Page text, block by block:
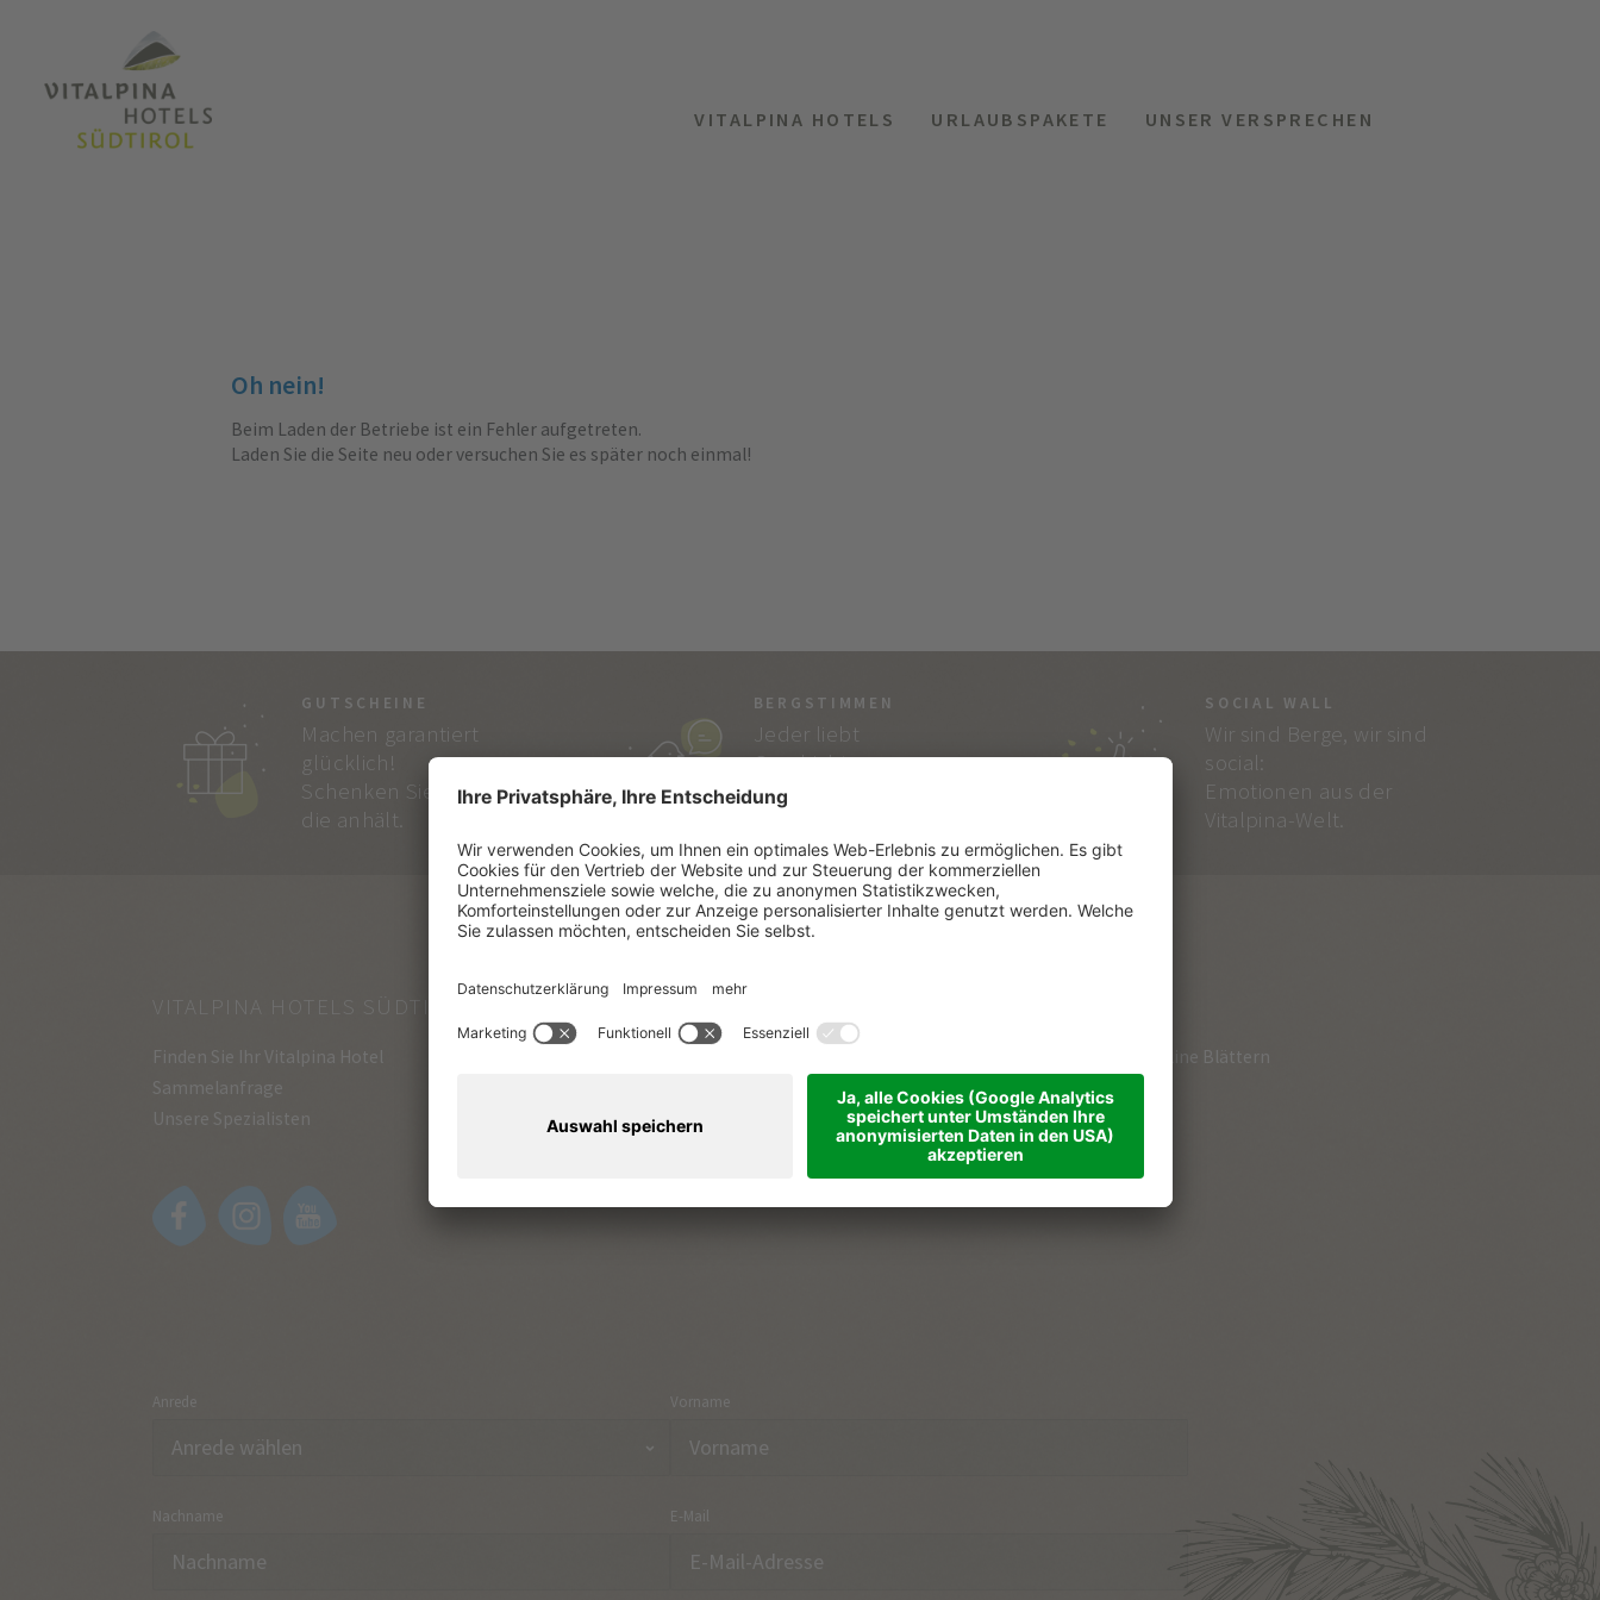
VITALPINA HOTELS URLAUBSPAKETE UNSER VERSPRECHEN
Oh nein!
Beim Laden der Betriebe ist ein Fehler aufgetreten.
Laden Sie die Seite neu oder versuchen Sie es später noch einmal!
GUTSCHEINE
Machen garantiert
glücklich!
Schenken Sie Freude,
die anhält.
BERGSTIMMEN
Jeder liebt
Geschichten…
und die von Vitalpina
SOCIAL WALL
Wir sind Berge, wir sind
social:
Emotionen aus der
Vitalpina-Welt.
VITALPINA HOTELS SÜDTIROL
Finden Sie Ihr Vitalpina Hotel
Sammelanfrage
Unsere Spezialisten
SÜDTIROL
Urlaubsthemen
Kataloge zum Online Blättern
Partner
Anreise
Kontakt
Anrede Vorname
Nachname E-Mail